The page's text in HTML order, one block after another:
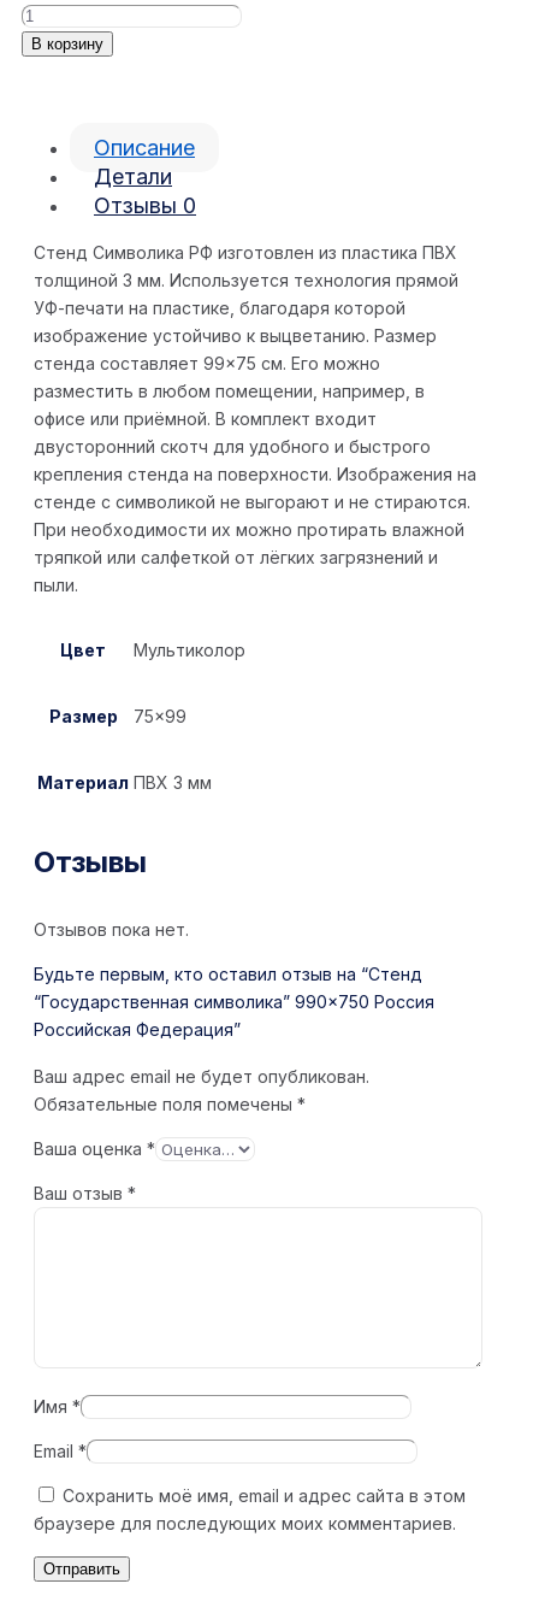
В корзину
Описание
Детали
Отзывы 0
Стенд Символика РФ изготовлен из пластика ПВХ
толщиной 3 мм. Используется технология прямой
УФ-печати на пластике, благодаря которой
изображение устойчиво к выцветанию. Размер
стенда составляет 99×75 см. Его можно
разместить в любом помещении, например, в
офисе или приёмной. В комплект входит
двусторонний скотч для удобного и быстрого
крепления стенда на поверхности. Изображения на
стенде с символикой не выгорают и не стираются.
При необходимости их можно протирать влажной
тряпкой или салфеткой от лёгких загрязнений и
пыли.
Цвет Мультиколор
Размер 75×99
Материал ПВХ 3 мм
Отзывы
Отзывов пока нет.
Будьте первым, кто оставил отзыв на “Стенд
“Государственная символика” 990×750 Россия
Российская Федерация”
Ваш адрес email не будет опубликован.
Обязательные поля помечены *
Ваша оценка *
Ваш отзыв *
Имя *
Email *
Сохранить моё имя, email и адрес сайта в этом
браузере для последующих моих комментариев.